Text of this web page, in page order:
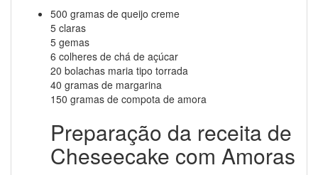
500 gramas de queijo creme
5 claras
5 gemas
6 colheres de chá de açúcar
20 bolachas maria tipo torrada
40 gramas de margarina
150 gramas de compota de amora
Preparação da receita de
Cheseecake com Amoras